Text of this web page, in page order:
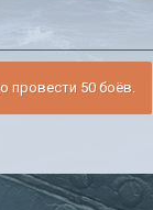
провести 50 боёв.